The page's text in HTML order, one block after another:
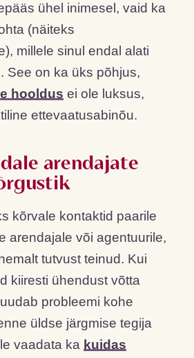
ühel inimesel, vaid ka
(näiteks
millele sinul endal alati
See on ka üks põhjus,
hooldus ei ole luksus,
ettevaatusabinõu.
arendajate
kõrvale kontaktid paarile
arendajale või agentuurile,
tutvust teinud. Kui
kiiresti ühendust võtta
probleemi kohe
üldse järgmise tegija
vaadata ka kuidas